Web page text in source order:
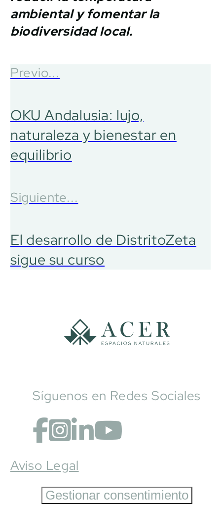
ambiental y fomentar la
biodiversidad local.
Previo...
OKU Andalusia: lujo,
naturaleza y bienestar en
equilibrio
Siguiente...
El desarrollo de DistritoZeta
sigue su curso
Síguenos en Redes Sociales
Aviso Legal
Gestionar consentimiento